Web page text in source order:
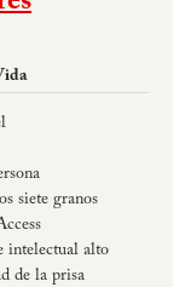
siete granos
intelectual alto
de la prisa